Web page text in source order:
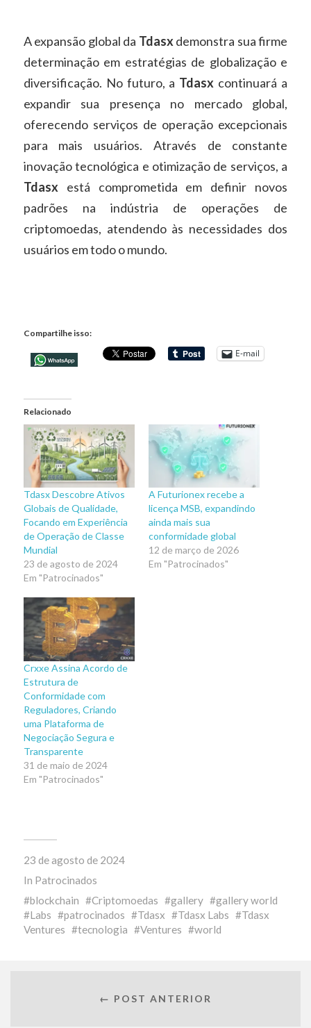
A expansão global da Tdasx demonstra sua firme
determinação em estratégias de globalização e
diversificação. No futuro, a Tdasx continuará a
expandir sua presença no mercado global,
oferecendo serviços de operação excepcionais
para mais usuários. Através de constante
inovação tecnológica e otimização de serviços, a
Tdasx está comprometida em definir novos
padrões na indústria de operações de
criptomoedas, atendendo às necessidades dos
usuários em todo o mundo.
Compartilhe isso:
E-mail
Relacionado
Tdasx Descobre Ativos
Globais de Qualidade,
Focando em Experiência
de Operação de Classe
Mundial
23 de agosto de 2024
Em "Patrocinados"
A Futurionex recebe a
licença MSB, expandindo
ainda mais sua
conformidade global
12 de março de 2026
Em "Patrocinados"
Crxxe Assina Acordo de
Estrutura de
Conformidade com
Reguladores, Criando
uma Plataforma de
Negociação Segura e
Transparente
31 de maio de 2024
Em "Patrocinados"
23 de agosto de 2024
In Patrocinados
blockchain
Criptomoedas gallery
gallery world
Labs
patrocinados Tdasx Tdasx Labs
Tdasx
Ventures
tecnologia Ventures world
← POST ANTERIOR